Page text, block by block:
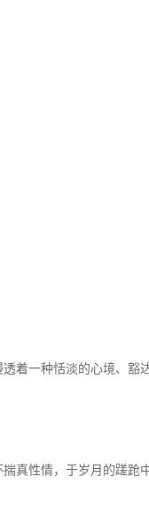
着一种恬淡的心境、豁
真性情，于岁月的蹉跄